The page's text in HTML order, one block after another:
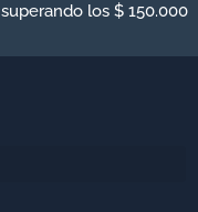
los $ 150.000